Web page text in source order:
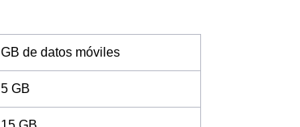
GB de datos móviles
5 GB